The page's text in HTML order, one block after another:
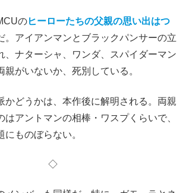
のヒーローたちの父親の思い出はつ
。アイアンマンとブラックパンサーの立
、ナターシャ、ワンダ、スパイダーマン
親がいないか、死別している。
かどうかは、本作後に解明される。両親
はアントマンの相棒・ワスプくらいで、
ものぼらない。
◇